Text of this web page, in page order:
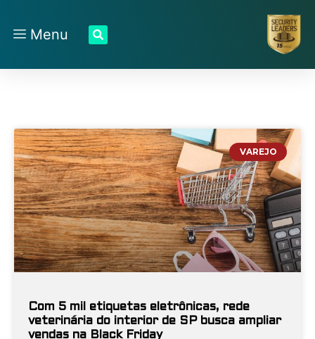
Menu
VAREJO
Com 5 mil etiquetas eletrônicas, rede
veterinária do interior de SP busca ampliar
vendas na Black Friday